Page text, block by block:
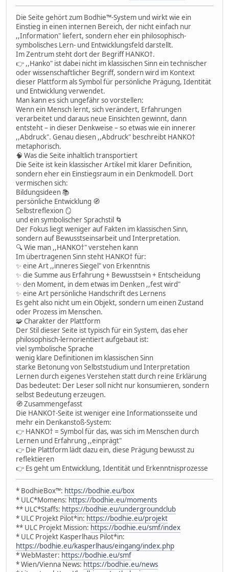
Die Seite gehört zum Bodhie™-System und wirkt wie ein
Einstieg in einen internen Bereich, der nicht einfach nur
,,Information" liefert, sondern eher ein philosophisch-
symbolisches Lern- und Entwicklungsfeld darstellt.
Im Zentrum steht dort der Begriff HANKO†.
👉 ,,Hanko" ist dabei nicht im klassischen Sinn ein technischer
oder wissenschaftlicher Begriff, sondern wird im Kontext
dieser Plattform als Symbol für persönliche Prägung, Identität
und Entwicklung verwendet.
Man kann es sich ungefähr so vorstellen:
Wenn ein Mensch lernt, sich verändert, Erfahrungen
verarbeitet und daraus neue Einsichten gewinnt, dann
entsteht – in dieser Denkweise – so etwas wie ein innerer
,,Abdruck". Genau diesen ,,Abdruck" beschreibt HANKO†
metaphorisch.
🧠 Was die Seite inhaltlich transportiert
Die Seite ist kein klassischer Artikel mit klarer Definition,
sondern eher ein Einstiegsraum in ein Denkmodell. Dort
vermischen sich:
Bildungsideen 📚
persönliche Entwicklung 🧭
Selbstreflexion 🪞
und ein symbolischer Sprachstil 🌀
Der Fokus liegt weniger auf Fakten im klassischen Sinn,
sondern auf Bewusstseinsarbeit und Interpretation.
🔍 Wie man ,,HANKO†" verstehen kann
Im übertragenen Sinn steht HANKO† für:
✨ eine Art ,,inneres Siegel" von Erkenntnis
✨ die Summe aus Erfahrung + Bewusstsein + Entscheidung
✨ den Moment, in dem etwas im Denken ,,fest wird"
✨ eine Art persönliche Handschrift des Lernens
Es geht also nicht um ein Objekt, sondern um einen Zustand
oder Prozess im Menschen.
🧩 Charakter der Plattform
Der Stil dieser Seite ist typisch für ein System, das eher
philosophisch-lernorientiert aufgebaut ist:
viel symbolische Sprache
wenig klare Definitionen im klassischen Sinn
starke Betonung von Selbststudium und Interpretation
Lernen durch eigenes Verstehen statt durch reine Erklärung
Das bedeutet: Der Leser soll nicht nur konsumieren, sondern
selbst Bedeutung erzeugen.
🧭 Zusammengefasst
Die HANKO†-Seite ist weniger eine Informationsseite und
mehr ein Denkanstoß-System:
👉 HANKO† = Symbol für das, was sich im Menschen durch
Lernen und Erfahrung ,,einprägt"
👉 Die Plattform lädt dazu ein, diese Prägung bewusst zu
reflektieren
👉 Es geht um Entwicklung, Identität und Erkenntnisprozesse
* BodhieBox™: https://bodhie.eu/box
* ULC*Momens: https://bodhie.eu/moments
** ULC*Staffs: https://bodhie.eu/undergroundclub
* ULC Projekt Pilot*in: https://bodhie.eu/projekt
** ULC Projekt Mission: https://bodhie.eu/smf/index
* ULC Projekt Kasperlhaus Pilot*in:
https://bodhie.eu/kasperlhaus/eingang/index.php
* WebMaster: https://bodhie.eu/smf
* Wien/Vienna News: https://bodhie.eu/news